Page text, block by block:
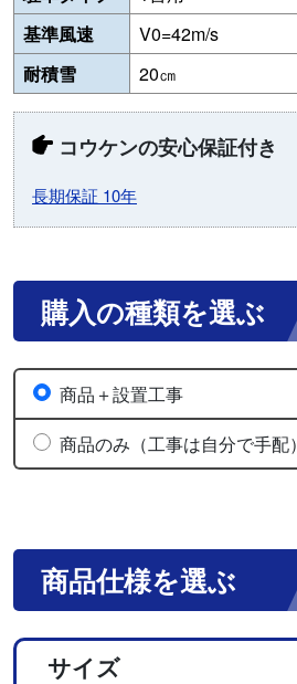
基準風速
V0=42m/s
耐積雪
20㎝
コウケンの安心保証付き
長期保証 10年
購入の種類を選ぶ
商品＋設置工事
商品のみ（工事は自分で手配）
商品仕様を選ぶ
サイズ